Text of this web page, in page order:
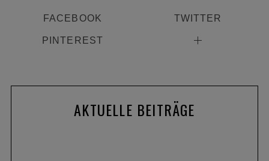
FACEBOOK TWITTER
PINTEREST
AKTUELLE BEITRÄGE